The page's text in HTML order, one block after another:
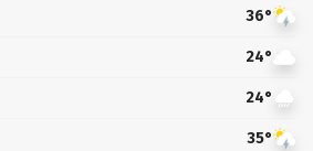
36°
24°
24°
35°